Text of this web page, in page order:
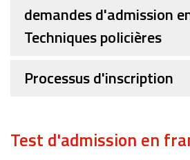
demandes d'admission
Techniques policières
Processus d'inscription
Test d'admission en